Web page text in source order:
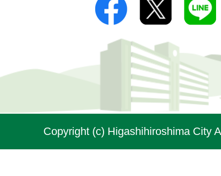
Copyright (c) Higashihiroshima City